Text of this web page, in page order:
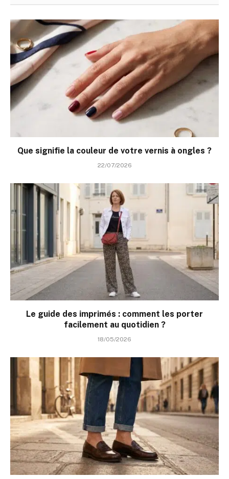
Que signifie la couleur de votre vernis à ongles ?
22/07/2026
Le guide des imprimés : comment les porter
facilement au quotidien ?
18/05/2026